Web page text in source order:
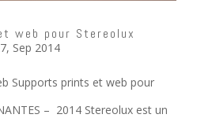
web pour Stereolux
Sep 2014
Supports prints et web pour
– 2014 Stereolux est un